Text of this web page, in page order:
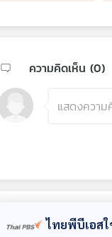
ความคิดเห็น (0)
ตอนถัดไปไทยพีบีเอส